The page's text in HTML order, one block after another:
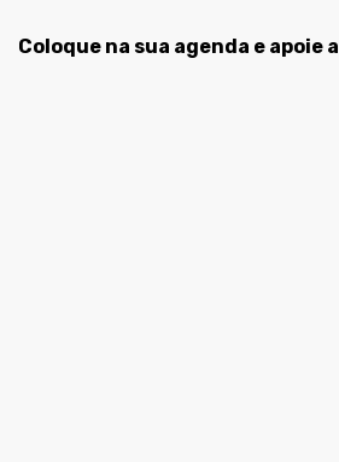
Coloque na sua agenda e apoie